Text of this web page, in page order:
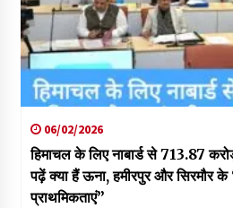
06/02/2026
हिमाचल के लिए नाबार्ड से 713.87
पढ़ें क्या हैं ऊना, हमीरपुर और सिरमौर के
प्राथमिकताएं”